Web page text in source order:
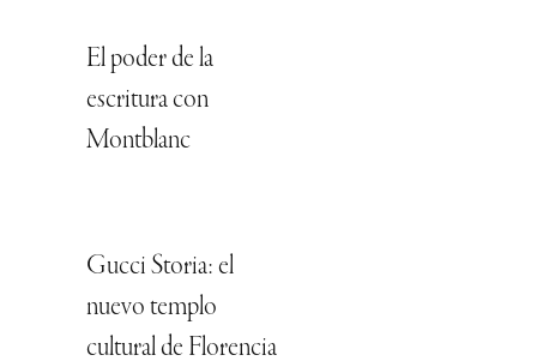
El poder de la
escritura con
Montblanc
Gucci Storia: el
nuevo templo
cultural de Florencia